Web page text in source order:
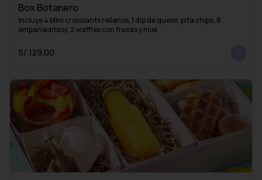
Box Botanero
Incluye 4 Mini croissants rellenos, 1 dip de queso, pita chips, 8
empanaditasy  2 waffles con fresas y miel
S/ 129.00